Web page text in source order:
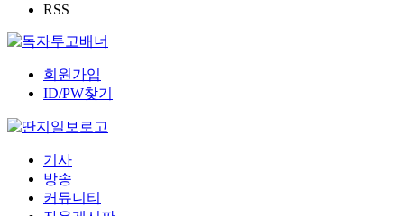
RSS
회원가입
ID/PW찾기
기사
방송
커뮤니티